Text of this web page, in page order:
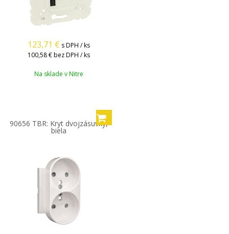
123,71 € s DPH / ks
100,58 € bez DPH / ks
Na sklade v Nitre
90656 TBR: Kryt dvojzásuvky,
biela